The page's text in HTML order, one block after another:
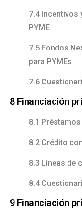
7.4 Incentivos
PYME
7.5 Fondos
para PYMEs
7.6
8 Financiación
8.1
8.2 Crédito
8.3 Líneas de
8.4
9 Financiación